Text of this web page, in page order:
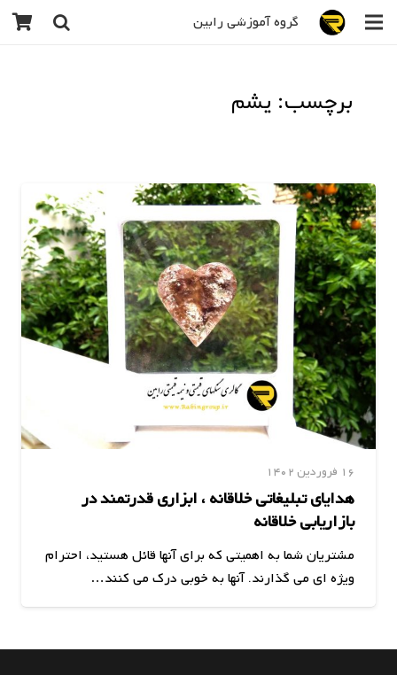
گروه آموزشی رابین
برچسب: یشم
16 فروردین 1402
هدایای تبلیغاتی خلاقانه ، ابزاری قدرتمند در
بازاریابی خلاقانه
مشتریان شما به اهمیتی که برای آنها قائل هستید، احترام
ویژه ای می گذارند. آنها به خوبی درک می کنند…